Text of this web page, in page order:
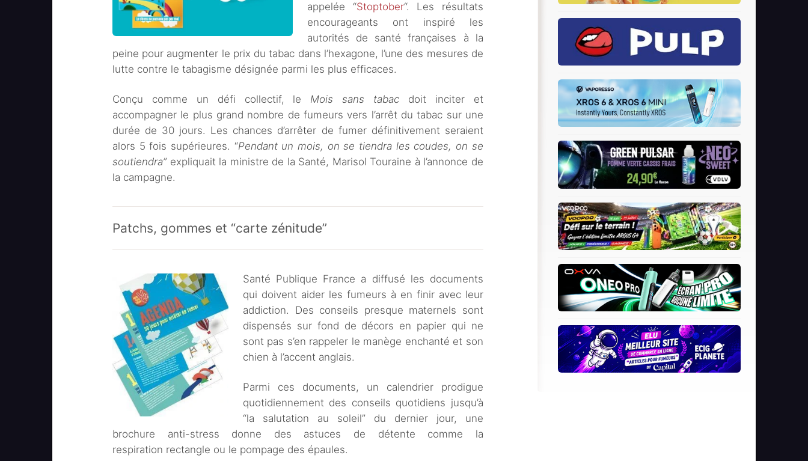
appelée “Stoptober“. Les résultats
encourageants ont inspiré les
autorités de santé françaises à la
peine pour augmenter le prix du tabac dans l’hexagone, l’une des mesures de
lutte contre le tabagisme désignée parmi les plus efficaces.
Conçu comme un défi collectif, le Mois sans tabac doit inciter et
accompagner le plus grand nombre de fumeurs vers l’arrêt du tabac sur une
durée de 30 jours. Les chances d’arrêter de fumer définitivement seraient
alors 5 fois supérieures. “Pendant un mois, on se tiendra les coudes, on se
soutiendra”expliquait la ministre de la Santé, Marisol Touraine à l’annonce de
la campagne.
Patchs, gommes et “carte zénitude”
Santé Publique France a diffusé les documents
qui doivent aider les fumeurs à en finir avec leur
addiction. Des conseils presque maternels sont
dispensés sur fond de décors en papier qui ne
sont pas s’en rappeler le manège enchanté et son
chien à l’accent anglais.
Parmi ces documents, un calendrier prodigue
quotidiennement des conseils quotidiens jusqu’à
“la salutation au soleil” du dernier jour, une
brochure anti-stress donne des astuces de détente comme la
respiration rectangle ou le pompage des épaules.